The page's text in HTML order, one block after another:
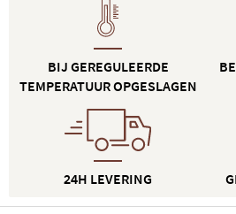
BIJ GEREGULEERDE
TEMPERATUUR OPGESLAGEN
24H LEVERING